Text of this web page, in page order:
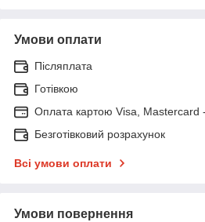
Умови оплати
Післяплата
Готівкою
Оплата картою Visa, Mastercard
Безготівковий розрахунок
Всі умови оплати
Умови повернення